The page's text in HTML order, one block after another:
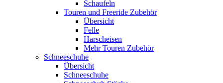
Schaufeln
Touren und Freeride Zubehör
Übersicht
Felle
Harscheisen
Mehr Touren Zubehör
Schneeschuhe
Übersicht
Schneeschuhe